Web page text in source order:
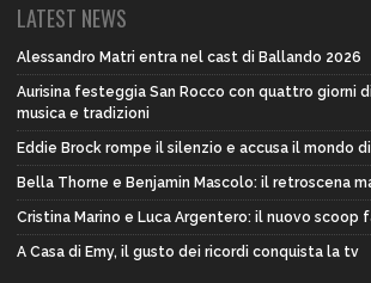
LATEST NEWS
Alessandro Matri entra nel cast di Ballando 2026
Aurisina festeggia San Rocco con quattro giorni
musica e tradizioni
Eddie Brock rompe il silenzio e accusa il mondo
Bella Thorne e Benjamin Mascolo: il retroscena
Cristina Marino e Luca Argentero: il nuovo scoop
A Casa di Emy, il gusto dei ricordi conquista la tv